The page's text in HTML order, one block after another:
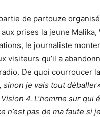
de partouze
prises la jeune
le journaliste
visiteurs qu’il a
De quoi courroucer
sinon je vais tout
4. L’homme sur qui
n’est pas de ma faute si